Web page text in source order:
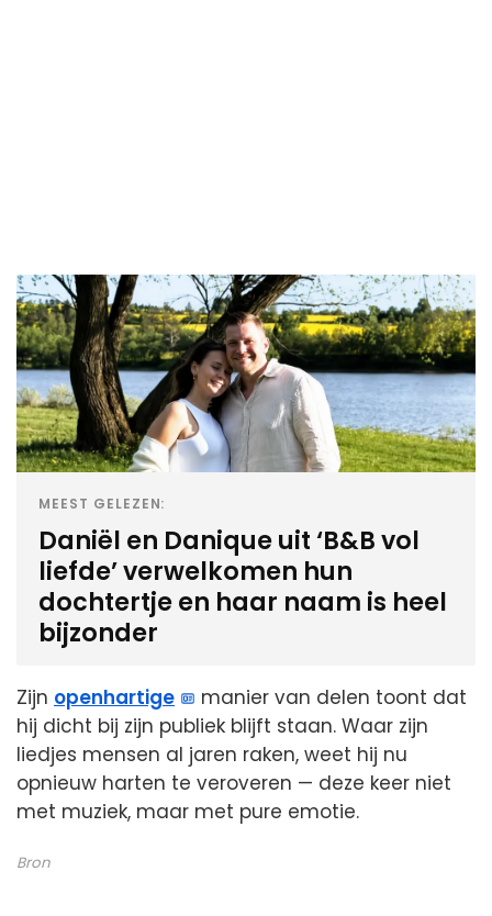
MEEST GELEZEN:
Daniël en Danique uit ‘B&B vol
liefde’ verwelkomen hun
dochtertje en haar naam is heel
bijzonder
Zijn openhartige
manier van delen toont dat
hij dicht bij zijn publiek blijft staan. Waar zijn
liedjes mensen al jaren raken, weet hij nu
opnieuw harten te veroveren — deze keer niet
met muziek, maar met pure emotie.
Bron